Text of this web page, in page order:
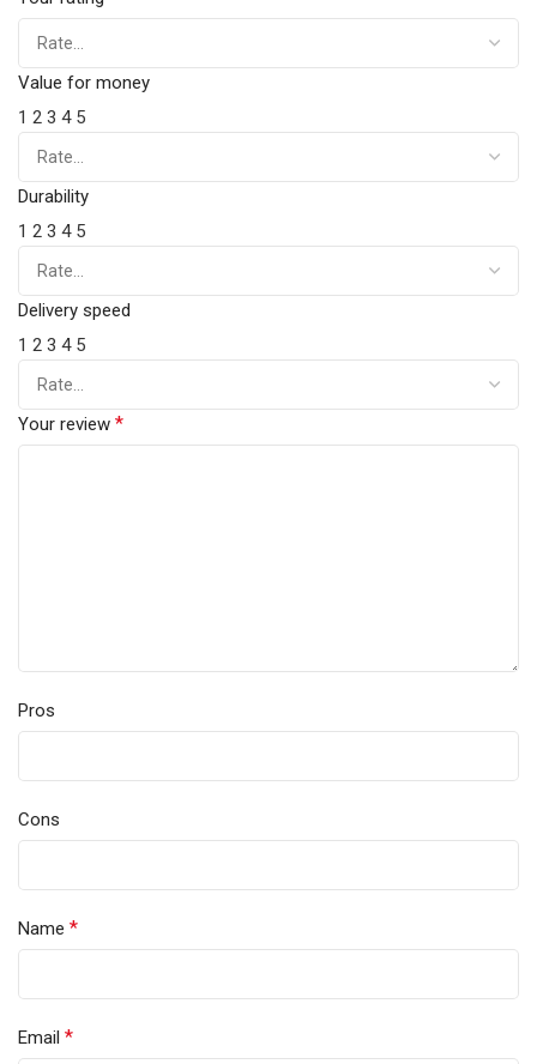
Value for money
1 2 3 4 5
Durability
1 2 3 4 5
Delivery speed
1 2 3 4 5
Your review *
Pros
Cons
Name *
Email *